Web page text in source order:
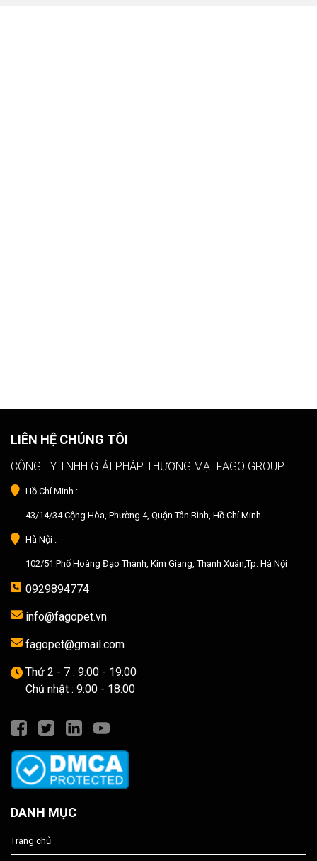
LIÊN HỆ CHÚNG TÔI
CÔNG TY TNHH GIẢI PHÁP THƯƠNG MẠI FAGO GROUP
Hồ Chí Minh :
43/14/34 Cộng Hòa, Phường 4, Quận Tân Bình, Hồ Chí Minh
Hà Nội :
102/51 Phố Hoàng Đạo Thành, Kim Giang, Thanh Xuân,Tp. Hà Nội
0929894774
info@fagopet.vn
fagopet@gmail.com
Thứ 2 - 7 : 9:00 - 19:00
Chủ nhật : 9:00 - 18:00
DANH MỤC
Trang chủ